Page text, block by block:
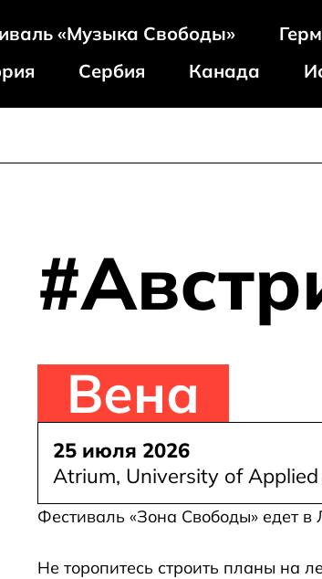
«Музыка Свободы»
Сербия Канада
Вена
25 июля 2026
Atrium, University of
Фестиваль «Зона Свободы» едет в
Не торопитесь строить планы на